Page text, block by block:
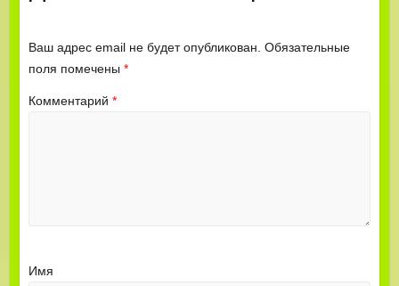
Ваш адрес email не будет опубликован. Обязательные
поля помечены *
Комментарий *
Имя